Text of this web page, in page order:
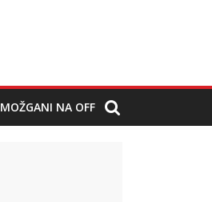
MOŽGANI NA OFF